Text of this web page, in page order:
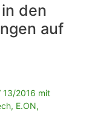
den
auf
13/2016 mit
E.ON,